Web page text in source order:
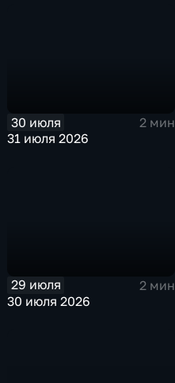
30 июля
2 мин
31 июля 2026
29 июля
2 мин
30 июля 2026